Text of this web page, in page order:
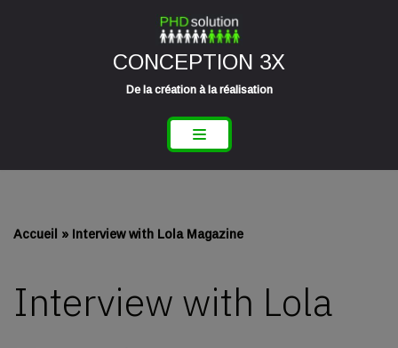
CONCEPTION 3X
De la création à la réalisation
Accueil » Interview with Lola Magazine
Interview with Lola